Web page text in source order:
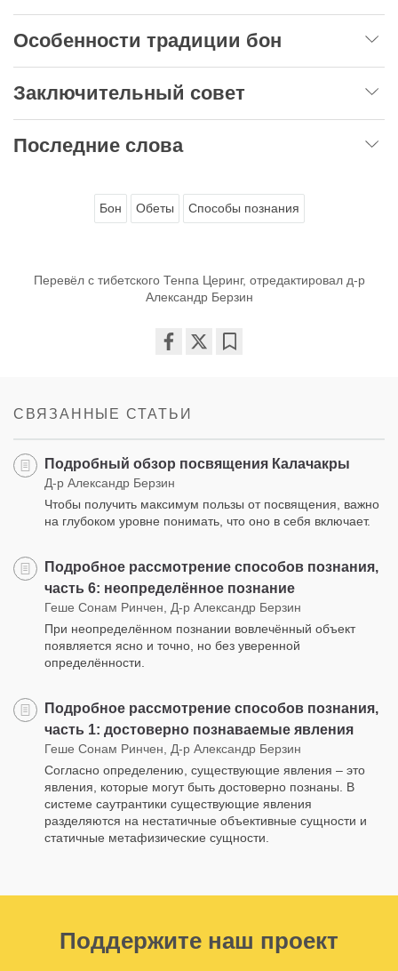
Особенности традиции бон
Заключительный совет
Последние слова
Бон Обеты Способы познания
Перевёл с тибетского Тенпа Церинг, отредактировал д-р
Александр Берзин
СВЯЗАННЫЕ СТАТЬИ
Подробный обзор посвящения Калачакры
Д-р Александр Берзин
Чтобы получить максимум пользы от посвящения, важно
на глубоком уровне понимать, что оно в себя включает.
Подробное рассмотрение способов познания,
часть 6: неопределённое познание
Геше Сонам Ринчен, Д-р Александр Берзин
При неопределённом познании вовлечённый объект
появляется ясно и точно, но без уверенной
определённости.
Подробное рассмотрение способов познания,
часть 1: достоверно познаваемые явления
Геше Сонам Ринчен, Д-р Александр Берзин
Согласно определению, существующие явления – это
явления, которые могут быть достоверно познаны. В
системе саутрантики существующие явления
разделяются на нестатичные объективные сущности и
статичные метафизические сущности.
Поддержите наш проект